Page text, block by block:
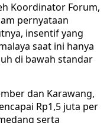
Koordinator Forum,
pernyataan
insentif yang
saat ini hanya
di bawah standar
dan Karawang,
Rp1,5 juta per
serta